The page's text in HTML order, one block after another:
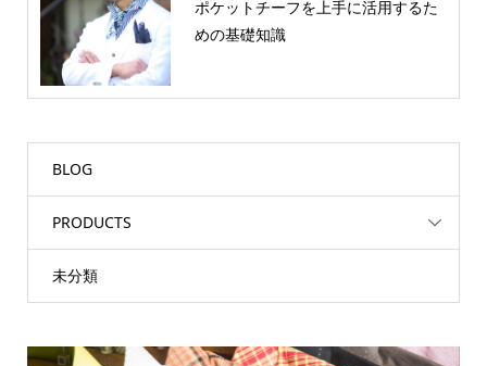
ポケットチーフを上手に活用するた
めの基礎知識
BLOG
PRODUCTS
未分類